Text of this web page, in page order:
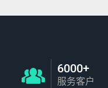
6000+
服务客户